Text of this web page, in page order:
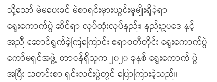
သို့သော် မဲမပေးခင် မဲစာရင်းမှားယွင်းမှုမျိုးရှိခဲ့ရာ
ရွေးကောက်ပွဲ ဆိုင်ရာ လုပ်ထုံးလုပ်နည်း၊ နည်းဥပဒေ နှင့်
အညီ ဆောင်ရွက်ခဲ့ကြကြောင်း ဧရာဝတီတိုင်း ရွေးကောက်ပွဲ
ကော်မရှင်အဖွဲ့ တာဝန်ရှိသူက ၂၀၂၀ ခုနှစ် ရွေးကောက် ပွဲ
အပြီး သတင်းစာ ရှင်းလင်းပွဲတွင် ပြောကြားခဲ့သည်။